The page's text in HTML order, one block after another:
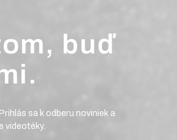
buď
sa k odberu noviniek a
videotéky.